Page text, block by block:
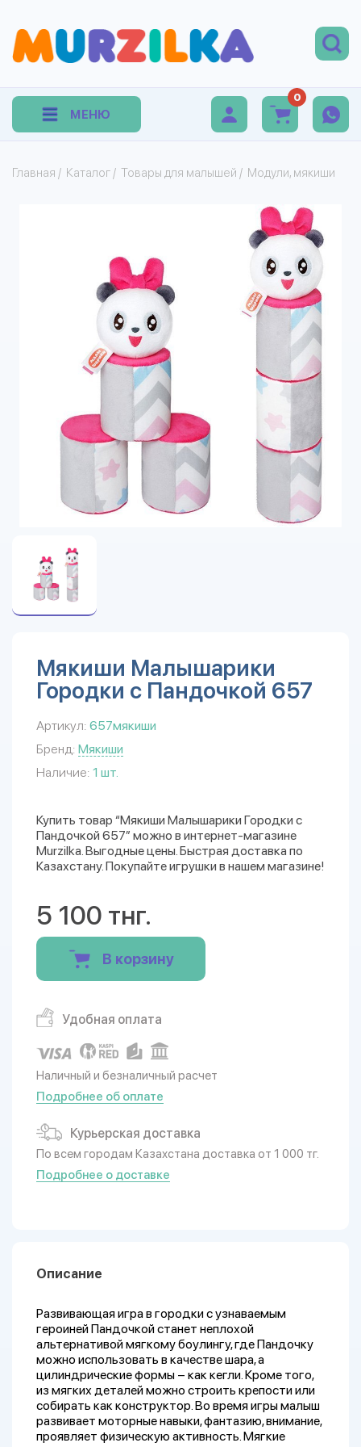
МЕНЮ
0
Главная / Каталог / Товары для малышей / Модули, мякиши
Мякиши Малышарики
Городки с Пандочкой 657
Артикул: 657мякиши
Бренд: Мякиши
Наличие: 1 шт.
Купить товар “Мякиши Малышарики Городки с
Пандочкой 657” можно в интернет-магазине
Murzilka. Выгодные цены. Быстрая доставка по
Казахстану. Покупайте игрушки в нашем магазине!
5 100 тнг.
В корзину
Удобная оплата
Наличный и безналичный расчет
Подробнее об оплате
Курьерская доставка
По всем городам Казахстана доставка от 1 000 тг.
Подробнее о доставке
Описание
Развивающая игра в городки с узнаваемым
героиней Пандочкой станет неплохой
альтернативой мягкому боулингу, где Пандочку
можно использовать в качестве шара, а
цилиндрические формы – как кегли. Кроме того,
из мягких деталей можно строить крепости или
собирать как конструктор. Во время игры малыш
развивает моторные навыки, фантазию, внимание,
проявляет физическую активность. Мягкие